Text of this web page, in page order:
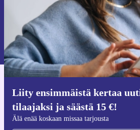
Liity ensimmäistä kertaa
tilaajaksi ja säästä 15 €!
Älä enää koskaan missaa tarjousta
Pyydä
Lisätietoja henkilötietojen käytöstä löydät
iOS:lle ja